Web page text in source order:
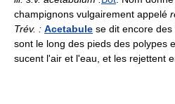
champignons vulgairement appelé
Trév. : Acetabule se dit encore
sont le long des pieds des polypes
sucent l'air et l'eau, et les rejettent